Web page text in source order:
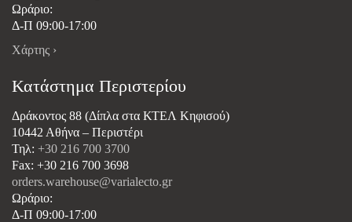
Ωράριο:
Δ-Π 09:00-17:00
Χάρτης ›
Κατάστημα Περιστερίου
Δράκοντος 88 (Δίπλα στα ΚΤΕΛ Κηφισού)
10442 Αθήνα – Περιστέρι
Τηλ: +30 216 700 3700
Fax: +30 216 700 3698
orders.warehouse@varialecto.gr
Ωράριο:
Δ-Π 09:00-17:00